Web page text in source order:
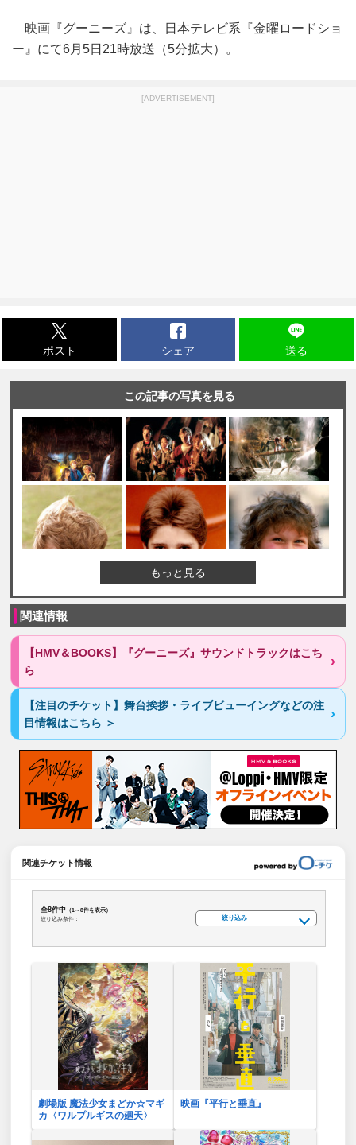
映画『グーニーズ』は、日本テレビ系『金曜ロードショ
ー』にて6月5日21時放送（5分拡大）。
[ADVERTISEMENT]
ポスト シェア 送る
この記事の写真を見る
もっと見る
関連情報
【HMV＆BOOKS】『グーニーズ』サウンドトラックはこち
ら
【注目のチケット】舞台挨拶・ライブビューイングなどの注
目情報はこちら ＞
関連チケット情報
全8件中 （1～8件を表示）
絞り込み条件：
絞り込み
劇場版 魔法少女まどか☆マギ
カ〈ワルプルギスの廻天〉
映画『平行と垂直』